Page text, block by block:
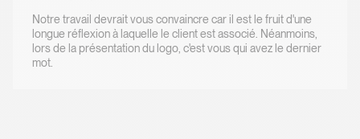
Notre travail devrait vous convaincre car il est le fruit d'une
longue réflexion à laquelle le client est associé. Néanmoins,
lors de la présentation du logo, c'est vous qui avez le dernier
mot.